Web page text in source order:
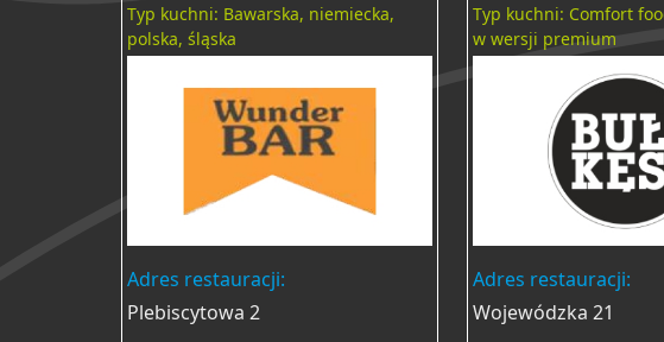
Typ kuchni: Bawarska, niemiecka,
polska, śląska
Adres restauracji:
Plebiscytowa 2
Typ kuchni: Comfort
w wersji premium
Adres restauracji:
Wojewódzka 21